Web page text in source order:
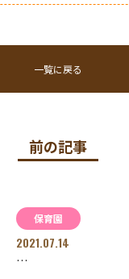
一覧に戻る
前の記事
保育園
2021.07.14
…